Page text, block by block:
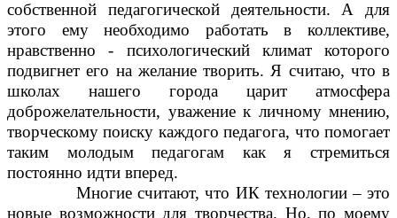
собственной педагогической деятельности. А для
этого ему необходимо работать в коллективе,
нравственно - психологический климат которого
подвигнет его на желание творить. Я считаю, что в
школах нашего города царит атмосфера
доброжелательности, уважение к личному мнению,
творческому поиску каждого педагога, что помогает
таким молодым педагогам как я стремиться
постоянно идти вперед.
Многие считают, что ИК технологии – это
новые возможности для творчества. Но, по моему